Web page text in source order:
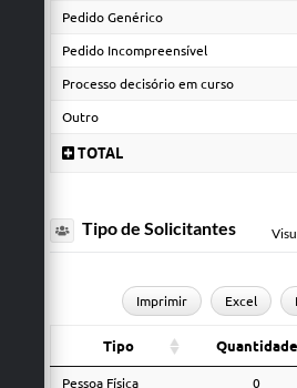
Pedido Genérico
Pedido Incompreensível
Processo decisório em curso
Outro
TOTAL
Tipo de Solicitantes
Imprimir Excel
Tipo Quantidade
Pessoa Física 0